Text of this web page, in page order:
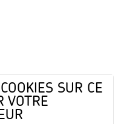
SUR CE
VOTRE